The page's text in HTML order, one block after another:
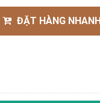
ĐẶT HÀNG NHANH